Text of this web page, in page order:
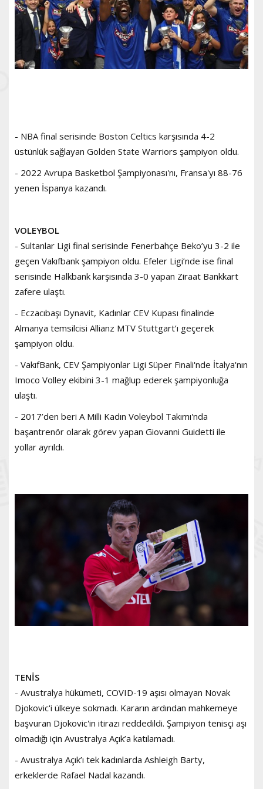
- NBA final serisinde Boston Celtics karşısında 4-2
üstünlük sağlayan Golden State Warriors şampiyon oldu.
- 2022 Avrupa Basketbol Şampiyonası'nı, Fransa'yı 88-76
yenen İspanya kazandı.
VOLEYBOL
- Sultanlar Ligi final serisinde Fenerbahçe Beko’yu 3-2 ile
geçen Vakıfbank şampiyon oldu. Efeler Ligi’nde ise final
serisinde Halkbank karşısında 3-0 yapan Ziraat Bankkart
zafere ulaştı.
- Eczacıbaşı Dynavit, Kadınlar CEV Kupası finalinde
Almanya temsilcisi Allianz MTV Stuttgart’ı geçerek
şampiyon oldu.
- VakıfBank, CEV Şampiyonlar Ligi Süper Finali'nde İtalya'nın
Imoco Volley ekibini 3-1 mağlup ederek şampiyonluğa
ulaştı.
- 2017’den beri A Milli Kadın Voleybol Takımı'nda
başantrenör olarak görev yapan Giovanni Guidetti ile
yollar ayrıldı.
TENİS
- Avustralya hükümeti, COVID-19 aşısı olmayan Novak
Djokovic'i ülkeye sokmadı. Kararın ardından mahkemeye
başvuran Djokovic'in itirazı reddedildi. Şampiyon tenisçi aşı
olmadığı için Avustralya Açık’a katılamadı.
- Avustralya Açık’ı tek kadınlarda Ashleigh Barty,
erkeklerde Rafael Nadal kazandı.